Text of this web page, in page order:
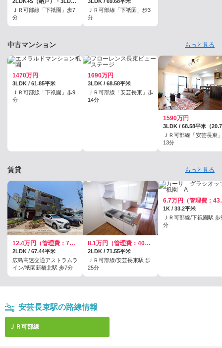
ＪＲ可部線「下祇園」歩7
分
ＪＲ可部線「下祇園」歩3
分
中古マンション もっと見る
1470万円
3LDK / 61.85平米
ＪＲ可部線「下祇園」歩9
分
1690万円
3LDK / 68.58平米
ＪＲ可部線「安芸長束」歩
14分
1590万円
ＪＲ可部線「安芸長束
13分
賃貸 もっと見る
12.4万円（管理費：7000円）
2LDK / 67.44平米
広島高速交通アストラムラ
イン/祇園新橋北駅 歩7分
8.1万円（管理費：4000円）
2LDK / 71.55平米
ＪＲ可部線/安芸長束駅 歩
25分
6.7
1K / 33.2平米
ＪＲ可部線/下祇園駅 歩
分
安芸長束駅の路線情報
ＪＲ可部線